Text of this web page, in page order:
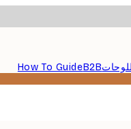
B2B
How To Guide